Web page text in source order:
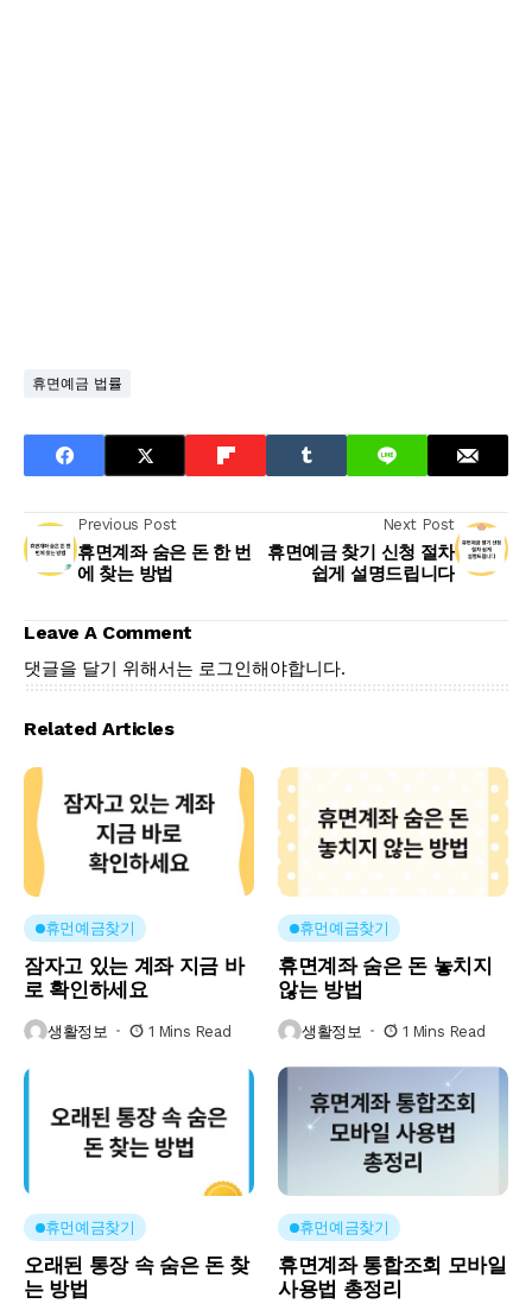
휴면예금 법률
Previous Post
휴면계좌 숨은 돈 한 번
에 찾는 방법
Next Post
휴면예금 찾기 신청 절차
쉽게 설명드립니다
Leave A Comment
댓글을 달기 위해서는 로그인해야합니다.
Related Articles
휴먼예금찾기
잠자고 있는 계좌 지금 바
로 확인하세요
생활정보 1 Mins Read
휴먼예금찾기
휴면계좌 숨은 돈 놓치지
않는 방법
생활정보 1 Mins Read
휴먼예금찾기
오래된 통장 속 숨은 돈 찾
는 방법
휴먼예금찾기
휴면계좌 통합조회 모바일
사용법 총정리